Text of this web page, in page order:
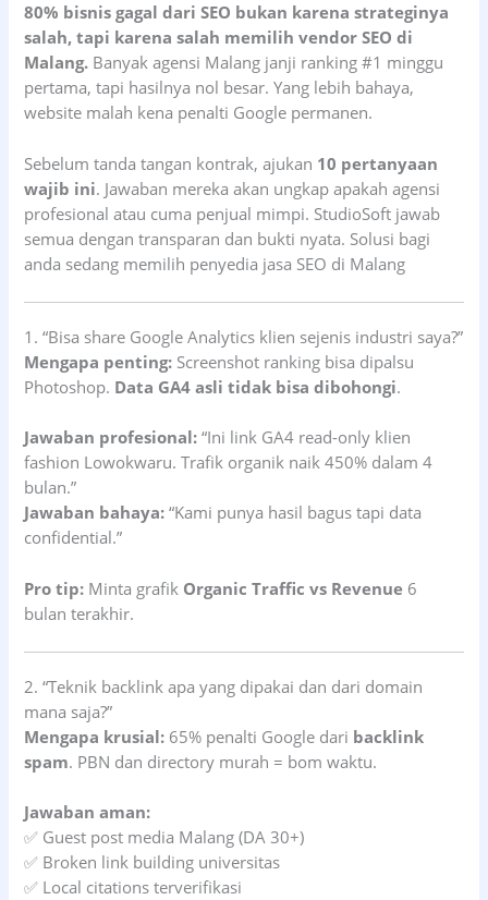
80% bisnis gagal dari SEO bukan karena strateginya
salah, tapi karena salah memilih vendor SEO di
Malang. Banyak agensi Malang janji ranking #1 minggu
pertama, tapi hasilnya nol besar. Yang lebih bahaya,
website malah kena penalti Google permanen.
Sebelum tanda tangan kontrak, ajukan 10 pertanyaan
wajib ini. Jawaban mereka akan ungkap apakah agensi
profesional atau cuma penjual mimpi. StudioSoft jawab
semua dengan transparan dan bukti nyata. Solusi bagi
anda sedang memilih penyedia jasa SEO di Malang
1. “Bisa share Google Analytics klien sejenis industri saya?”
Mengapa penting: Screenshot ranking bisa dipalsu
Photoshop. Data GA4 asli tidak bisa dibohongi.
Jawaban profesional: “Ini link GA4 read-only klien
fashion Lowokwaru. Trafik organik naik 450% dalam 4
bulan.”
Jawaban bahaya: “Kami punya hasil bagus tapi data
confidential.”
Pro tip: Minta grafik Organic Traffic vs Revenue 6
bulan terakhir.
2. “Teknik backlink apa yang dipakai dan dari domain
mana saja?”
Mengapa krusial: 65% penalti Google dari backlink
spam. PBN dan directory murah = bom waktu.
Jawaban aman:
✅ Guest post media Malang (DA 30+)
✅ Broken link building universitas
✅ Local citations terverifikasi